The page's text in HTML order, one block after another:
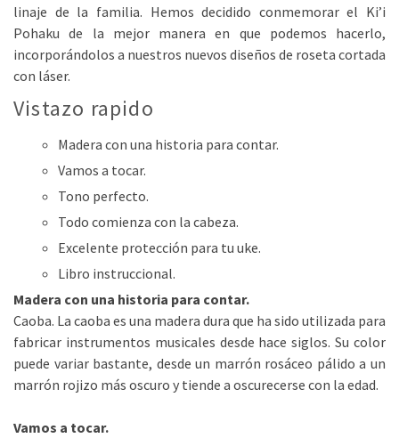
linaje de la familia. Hemos decidido conmemorar el Ki’i
Pohaku de la mejor manera en que podemos hacerlo,
incorporándolos a nuestros nuevos diseños de roseta cortada
con láser.
Vistazo rapido
Madera con una historia para contar.
Vamos a tocar.
Tono perfecto.
Todo comienza con la cabeza.
Excelente protección para tu uke.
Libro instruccional.
Madera con una historia para contar.
Caoba. La caoba es una madera dura que ha sido utilizada para
fabricar instrumentos musicales desde hace siglos. Su color
puede variar bastante, desde un marrón rosáceo pálido a un
marrón rojizo más oscuro y tiende a oscurecerse con la edad.
Vamos a tocar.